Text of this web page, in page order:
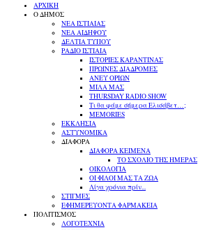
ΑΡΧΙΚΗ
Ο ΔΗΜΟΣ
ΝΕΑ ΙΣΤΙΑΙΑΣ
ΝΕΑ ΑΙΔΗΨΟΥ
ΔΕΛΤΙΑ ΤΥΠΟΥ
ΡΑΔΙΟ ΙΣΤΙΑΙΑ
ΙΣΤΟΡΙΕΣ ΚΑΡΑΝΤΙΝΑΣ
ΠΡΩΙΝΕΣ ΔΙΑΔΡΟΜΕΣ
ΑΝΕΥ ΟΡΙΩΝ
ΜΙΛΑ ΜΑΣ
THURSDAY RADIO SHOW
Τι θα φάμε σήμερα Ελισάβετ…;
MEMORIES
ΕΚΚΛΗΣΙΑ
ΑΣΤΥΝΟΜΙΚΑ
ΔΙΑΦΟΡΑ
ΔΙΑΦΟΡΑ ΚΕΙΜΕΝΑ
ΤΟ ΣΧΟΛΙΟ ΤΗΣ ΗΜΕΡΑΣ
ΟΙΚΟΛΟΓΙΑ
ΟΙ ΦΙΛΟΙ ΜΑΣ ΤΑ ΖΩΑ
Λίγα χρόνια πρίν...
ΣΤΙΓΜΕΣ
ΕΦΗΜΕΡΕΥΟΝΤΑ ΦΑΡΜΑΚΕΙΑ
ΠΟΛΙΤΙΣΜΟΣ
ΛΟΓΟΤΕΧΝΙΑ